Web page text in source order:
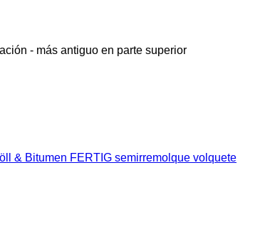
- más antiguo en parte superior
& Bitumen FERTIG semirremolque volquete